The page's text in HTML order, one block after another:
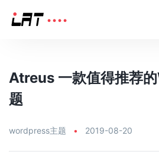
Atreus 一款值得推荐
题
wordpress主题 • 2019-08-20